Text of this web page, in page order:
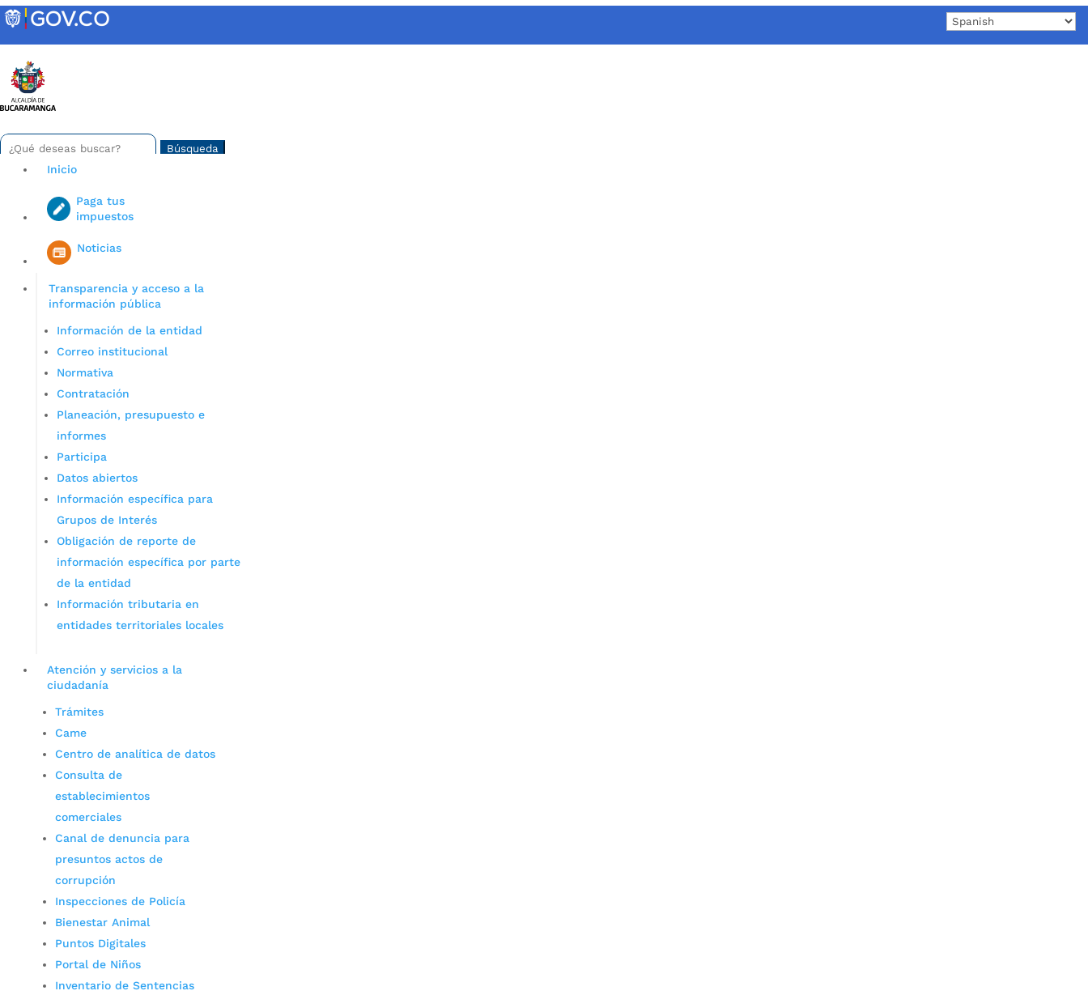
Skip
to
Buscar:
Search
for...
Iniciar sesión en gov co
Inicio
Paga tus
impuestos
Noticias
Transparencia y acceso a la
información pública
Información de la entidad
Correo institucional
Normativa
Contratación
Planeación, presupuesto e
informes
Participa
Datos abiertos
Información específica para
Grupos de Interés
Obligación de reporte de
información específica por parte
de la entidad
Información tributaria en
entidades territoriales locales
Atención y servicios a la
ciudadanía
Trámites
Came
Centro de analítica de datos
Consulta de
establecimientos
comerciales
Canal de denuncia para
presuntos actos de
corrupción
Inspecciones de Policía
Bienestar Animal
Puntos Digitales
Portal de Niños
Inventario de Sentencias